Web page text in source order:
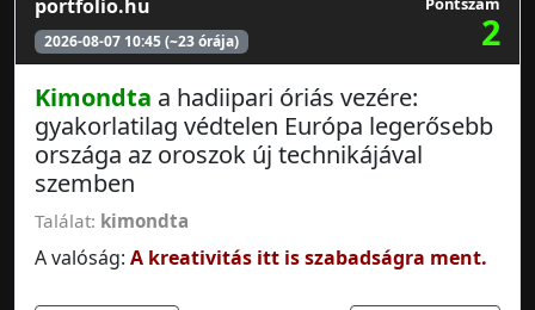
portfolio.hu
2026-08-07 10:45 (~23 órája) 2
Kimondta a hadiipari óriás vezére:
gyakorlatilag védtelen Európa legerősebb
országa az oroszok új technikájával
szemben
Találat: kimondta
A valóság: A kreativitás itt is szabadságra ment.